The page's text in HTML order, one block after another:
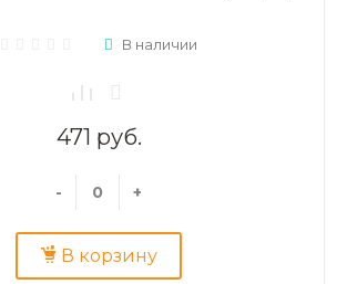
В наличии
471 руб.
- +
В корзину